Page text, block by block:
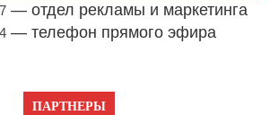
— отдел рекламы и маркетинга
— телефон прямого эфира
ПАРТНЕРЫ